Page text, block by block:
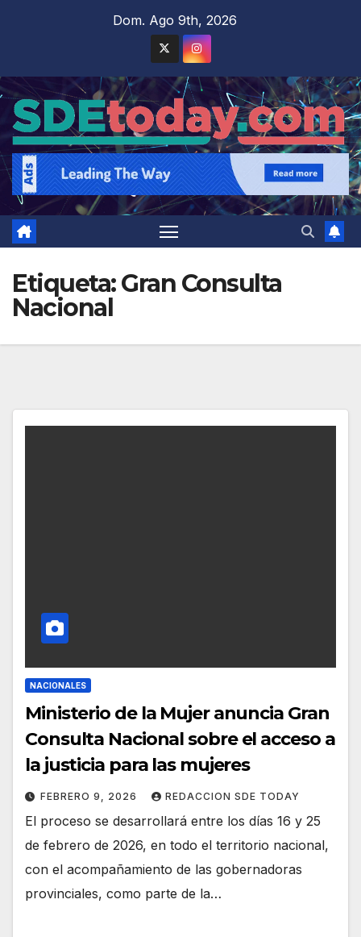
Dom. Ago 9th, 2026
Etiqueta:Gran Consulta
Nacional
NACIONALES
Ministerio de la Mujer anuncia Gran
Consulta Nacional sobre el acceso a
la justicia para las mujeres
FEBRERO 9, 2026 REDACCION SDE TODAY
El proceso se desarrollará entre los días 16 y 25
de febrero de 2026, en todo el territorio nacional,
con el acompañamiento de las gobernadoras
provinciales, como parte de la…